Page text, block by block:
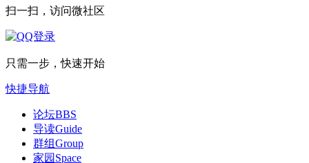
扫一扫，访问微社区
只需一步，快速开始
快捷导航
论坛BBS
导读Guide
群组Group
家园 Space